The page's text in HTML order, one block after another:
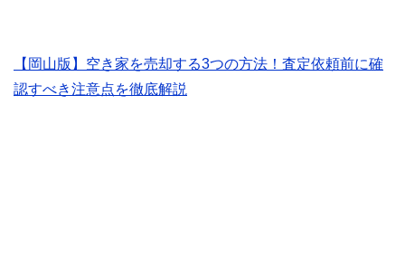
【岡山版】空き家を売却する3つの方法！査定依頼前に確
認すべき注意点を徹底解説